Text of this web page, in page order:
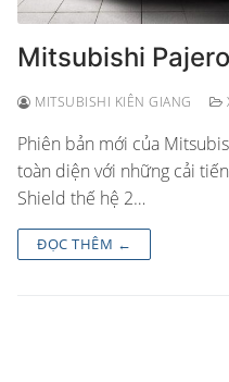
Mitsubishi
MITSUBISHI KIÊN GIANG
Phiên bản mới của
toàn diện với những cải
Shield thế hệ 2…
ĐỌC THÊM ←